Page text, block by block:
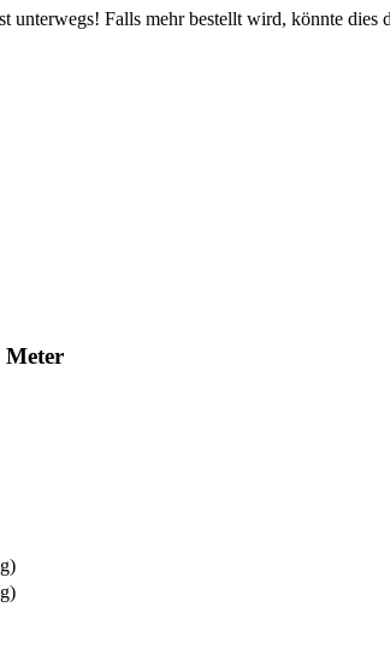
Falls mehr bestellt wird, könnte dies
Meter